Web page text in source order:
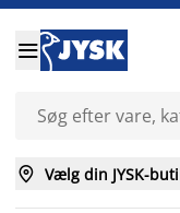

 Vælg din JYSK-